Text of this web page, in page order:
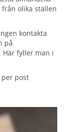
olika ställen
kontakta
på
Här fyller man i
per post